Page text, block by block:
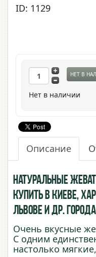
ID: 1129
НЕТ В
Нет в наличии
Описание
Натуральные
купить в Киеве,
Львове и др.
Очень вкусные
С одним
настолько